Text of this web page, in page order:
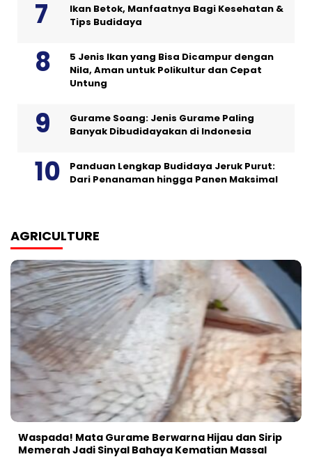
Ikan Betok, Manfaatnya Bagi Kesehatan &
Tips Budidaya
5 Jenis Ikan yang Bisa Dicampur dengan
Nila, Aman untuk Polikultur dan Cepat
Untung
Gurame Soang: Jenis Gurame Paling
Banyak Dibudidayakan di Indonesia
Panduan Lengkap Budidaya Jeruk Purut:
Dari Penanaman hingga Panen Maksimal
AGRICULTURE
Waspada! Mata Gurame Berwarna Hijau dan Sirip
Memerah Jadi Sinyal Bahaya Kematian Massal